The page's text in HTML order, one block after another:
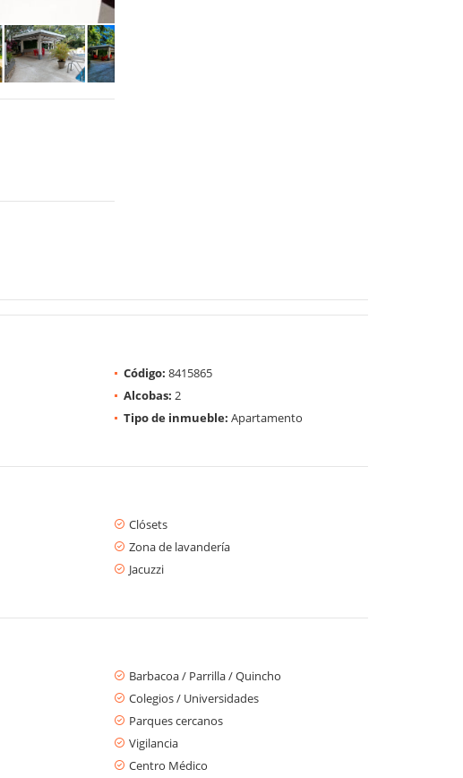
Código: 8415865
Alcobas: 2
Tipo de inmueble: Apartamento
Clósets
Zona de lavandería
Jacuzzi
Barbacoa / Parrilla / Quincho
Colegios / Universidades
Parques cercanos
Vigilancia
Centro Médico